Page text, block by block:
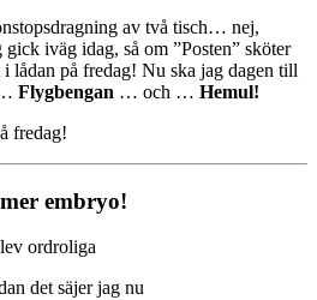
av två tisch… nej,
iväg idag, så om ”Posten” sköter
lådan på fredag! Nu ska jag dagen till
Flygbengan … och … Hemul!
fredag!
embryo!
ordroliga
det säjer jag nu